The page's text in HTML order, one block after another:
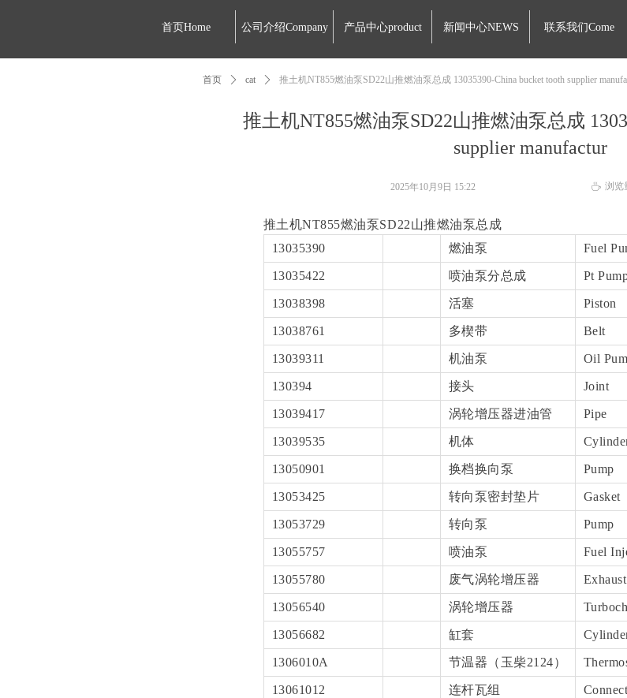
首页Home 公司介绍Company 产品中心product 新闻中心NEWS 联系我们Come
推土机NT855燃油泵SD22山推燃油泵总成
supplier manufactur
首页 ꄲ cat ꄲ 推土机NT855燃油泵SD22山推燃油泵总成 13035390-China bucket tooth supplier
推土机NT855燃油泵SD22山推燃油泵总成
13035390
燃油泵 Fuel
13035422 喷油泵分总成 Pt
13038398 活塞 Piston
13038761 多楔带 Belt
13039311 机油泵 Oil
130394 接头 Joint
13039417 涡轮增压器进油管 Pipe
13039535 机体
13050901 换档换向泵 Pump
13053425 转向泵密封垫片 Gasket
13053729 转向泵 Pump
13055757 喷油泵 Fuel
13055780 废气涡轮增压器
13056540 涡轮增压器
13056682 缸套
1306010A 节温器（玉柴2124）
13061012 连杆瓦组
2025年10月9日 15:22 ꄘ 浏览